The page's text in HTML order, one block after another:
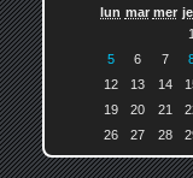
lun mar mer
1
5
6 7
12
13 14
19
20 21
26
27 28